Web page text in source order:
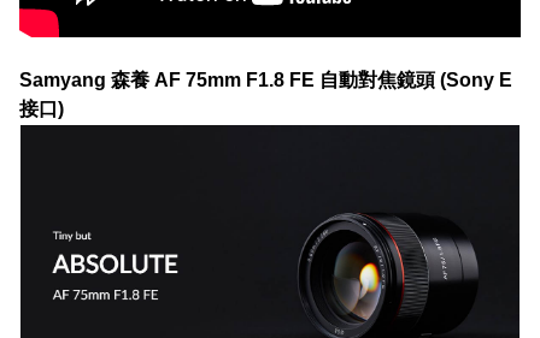
Samyang 森養 AF 75mm F1.8 FE 自動對焦鏡頭 (Sony E
接口)